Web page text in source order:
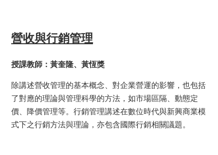
營收與行銷管理
授課教師：黃奎隆、黃恆獎
除講述營收管理的基本概念、對企業營運的影響，也包括
了對應的理論與管理科學的方法，如市場區隔、動態定
價、降價管理等。行銷管理講述在數位時代與新興商業模
式下之行銷方法與理論，亦包含國際行銷相關議題。